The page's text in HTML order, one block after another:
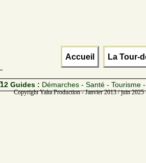
Accueil La Tour-
12 Guides : Démarches - Santé - Tourisme
Copyright Yalta Production - Janvier 2013 / juin